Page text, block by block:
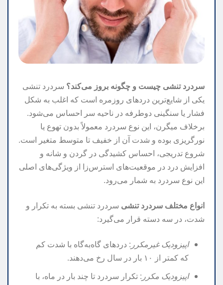
سردرد تنشی چیست و چگونه بروز می‌کند؟ سردرد تنشی
یکی از شایع‌ترین دردهای روزمره است که اغلب به شکل
فشار یا سنگینی دوطرفه در ناحیه سر احساس می‌شود.
برخلاف میگرن، این نوع سردرد معمولاً بدون تهوع یا
نورگریزی بوده و شدت آن از خفیف تا متوسط متغیر است.
شروع تدریجی، احساس کشیدگی در گردن و شانه و
افزایش درد در موقعیت‌های استرس‌زا از ویژگی‌های اصلی
این نوع سردرد به شمار می‌رود.
انواع مختلف سردرد تنشی سردرد تنشی بسته به تکرار و
شدت، در سه دسته قرار می‌گیرد:
اپیزودیک غیرمکرر : دردهای گاه‌به‌گاه با شدت کم
که کمتر از ۱۰ بار در سال رخ می‌دهند.
اپیزودیک مکرر : تکرار سردرد تا چند بار در ماه، با